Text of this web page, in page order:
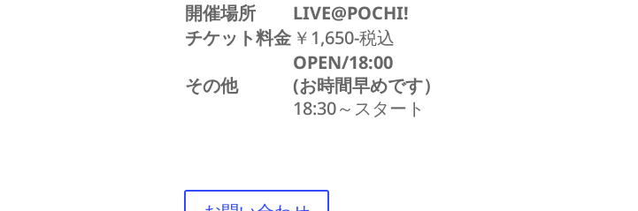
開催場所
LIVE@POCHI!
チケット料金 ￥1,650-税込
その他
OPEN/18:00
(お時間早めです）
18:30～スタート